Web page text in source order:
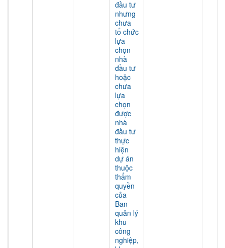
đầu tư
nhưng
chưa
tổ chức
lựa
chọn
nhà
đầu tư
hoặc
chưa
lựa
chọn
được
nhà
đầu tư
thực
hiện
dự án
thuộc
thẩm
quyền
của
Ban
quản lý
khu
công
nghiệp,